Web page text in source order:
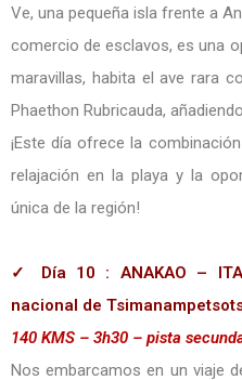
Ve, una pequeña isla frente a
comercio de esclavos, es una
maravillas, habita el ave rara
Phaethon Rubricauda,
¡Este día ofrece la
relajación en la playa y la
única de la región!
✓ Día 10 : ANAKAO –
nacional de
140 KMS – 3h30 – pista
Nos embarcamos en un viaje